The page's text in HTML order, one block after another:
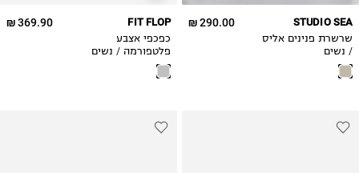
290.00 ₪ STUDIO SEA
שרשרת פנינים אליס
/ נשים
369.90 ₪ FIT FLOP
כפכפי אצבע
פלטפורמה / נשים